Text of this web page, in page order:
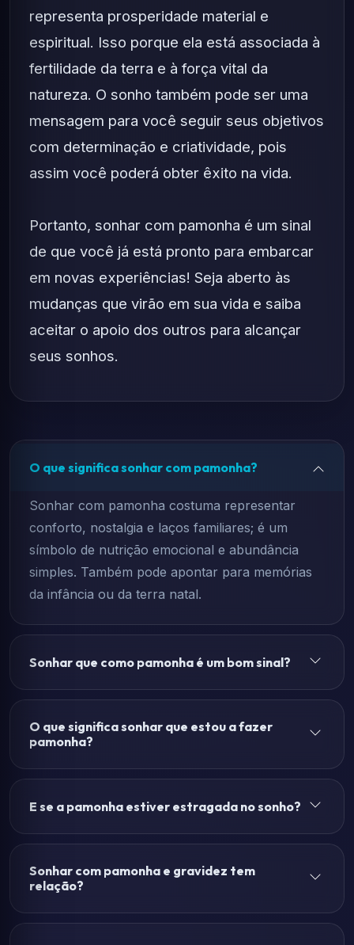
representa prosperidade material e
espiritual. Isso porque ela está associada à
fertilidade da terra e à força vital da
natureza. O sonho também pode ser uma
mensagem para você seguir seus objetivos
com determinação e criatividade, pois
assim você poderá obter êxito na vida.
Portanto, sonhar com pamonha é um sinal
de que você já está pronto para embarcar
em novas experiências! Seja aberto às
mudanças que virão em sua vida e saiba
aceitar o apoio dos outros para alcançar
seus sonhos.
O que significa sonhar com pamonha?
Sonhar com pamonha costuma representar
conforto, nostalgia e laços familiares; é um
símbolo de nutrição emocional e abundância
simples. Também pode apontar para memórias
da infância ou da terra natal.
Sonhar que como pamonha é um bom sinal?
O que significa sonhar que estou a fazer
pamonha?
E se a pamonha estiver estragada no sonho?
Sonhar com pamonha e gravidez tem
relação?